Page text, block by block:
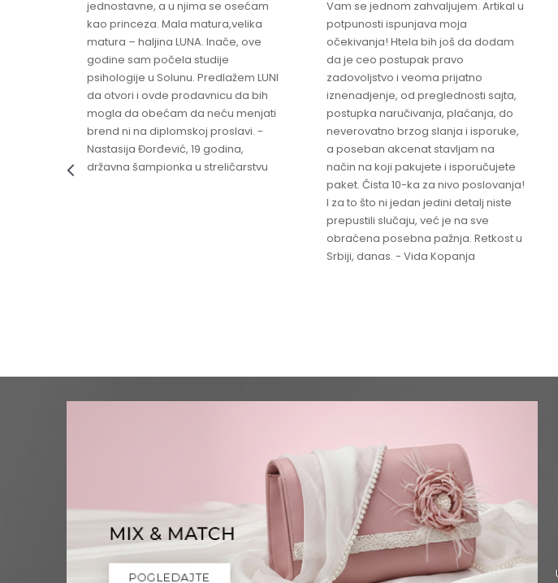
jednostavne, a u njima se osećam
kao princeza. Mala matura,velika
matura – haljina LUNA. Inače, ove
godine sam počela studije
psihologije u Solunu. Predlažem LUNI
da otvori i ovde prodavnicu da bih
mogla da obećam da neću menjati
brend ni na diplomskoj proslavi. -
Nastasija Đorđević, 19 godina,
državna šampionka u streličarstvu
Vam se jednom zahvaljujem. Artikal u
potpunosti ispunjava moja
očekivanja! Htela bih još da dodam
da je ceo postupak pravo
zadovoljstvo i veoma prijatno
iznenadjenje, od preglednosti sajta,
postupka naručivanja, plaćanja, do
neverovatno brzog slanja i isporuke,
a poseban akcenat stavljam na
način na koji pakujete i isporučujete
paket. Čista 10-ka za nivo poslovanja!
I za to što ni jedan jedini detalj niste
prepustili slučaju, već je na sve
obraćena posebna pažnja. Retkost u
Srbiji, danas. - Vida Kopanja